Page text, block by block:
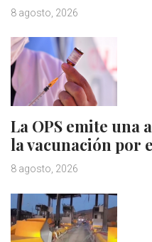
8 agosto, 2026
La OPS emite una
la vacunación por
8 agosto, 2026